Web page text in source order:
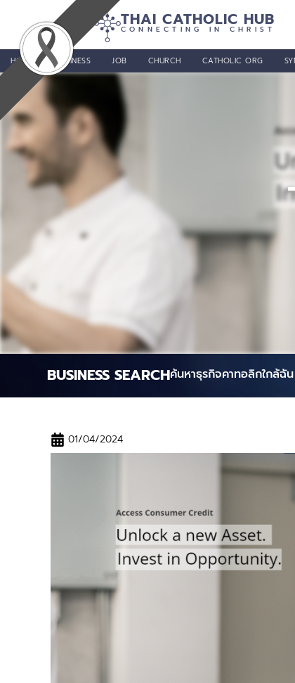
THAI CATHOLIC HUB
CONNECTING IN CHRIST
HOME BUSINESS JOB CHURCH CATHOLIC ORG
BUSINESS SEARCHค้นหาธุรกิจคาทอลิกใกล้ฉัน
01/04/2024